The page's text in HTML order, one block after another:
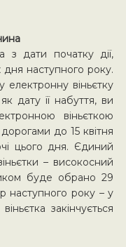
з дати початку дії,
наступного року.
віньєтку
дату її набуття, ви
віньєткою
до 15 квітня
цього дня. Єдиний
– високосний
буде обрано 29
наступного року – у
закінчується